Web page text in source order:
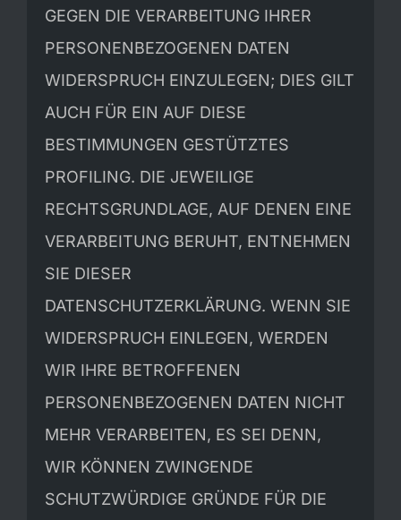
GEGEN DIE VERARBEITUNG IHRER
PERSONENBEZOGENEN DATEN
WIDERSPRUCH EINZULEGEN; DIES GILT
AUCH FÜR EIN AUF DIESE
BESTIMMUNGEN GESTÜTZTES
PROFILING. DIE JEWEILIGE
RECHTSGRUNDLAGE, AUF DENEN EINE
VERARBEITUNG BERUHT, ENTNEHMEN
SIE DIESER
DATENSCHUTZERKLÄRUNG. WENN SIE
WIDERSPRUCH EINLEGEN, WERDEN
WIR IHRE BETROFFENEN
PERSONENBEZOGENEN DATEN NICHT
MEHR VERARBEITEN, ES SEI DENN,
WIR KÖNNEN ZWINGENDE
SCHUTZWÜRDIGE GRÜNDE FÜR DIE